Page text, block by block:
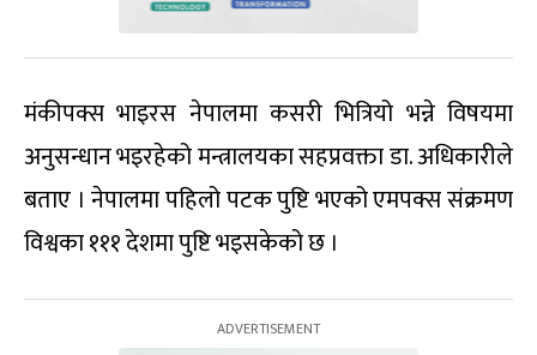
मंकीपक्स भाइरस नेपालमा कसरी भित्रियो भन्ने विषयमा
अनुसन्धान भइरहेको मन्त्रालयका सहप्रवक्ता डा. अधिकारीले
बताए । नेपालमा पहिलो पटक पुष्टि भएको एमपक्स संक्रमण
विश्वका १११ देशमा पुष्टि भइसकेको छ ।